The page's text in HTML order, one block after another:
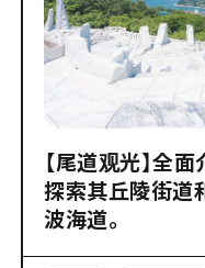
【尾道观光】全
探索其丘陵街道
波海道。